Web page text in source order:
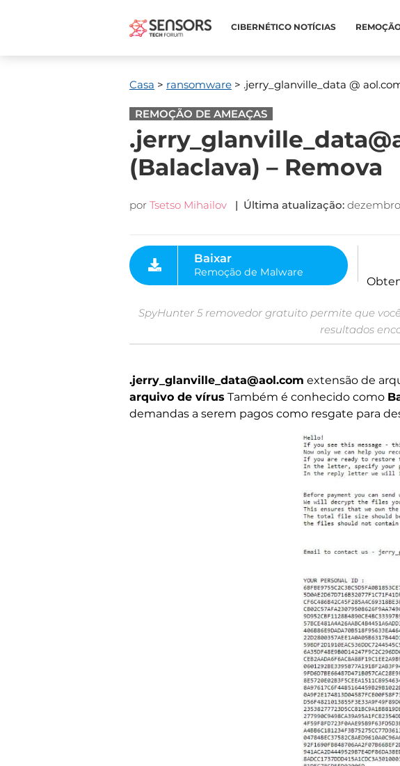
CIBERNÉTICO NOTÍCIAS
Casa > ransomware > .jerry_glanville_data @
REMOÇÃO DE AMEAÇAS
(Balaclava) – Remova
por Tsetso Mihailov | Última atualização:
Remoção de Malware
Ferramenta
SpyHunter 5 removedor gratuito permite que
resultados
.jerry_glanville_data@aol.com extensão de
arquivo de vírus Também é conhecido como
demandas a serem pagos como resgate para